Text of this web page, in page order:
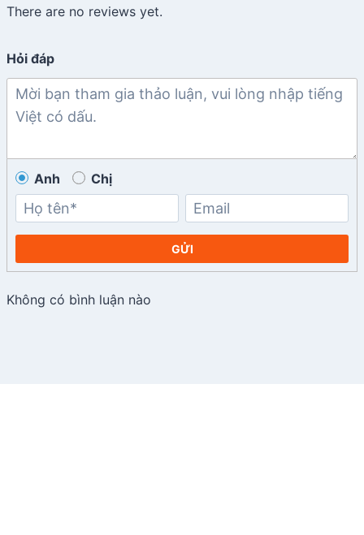
There are no reviews yet.
Hỏi đáp
Anh Chị
GỬI
Không có bình luận nào